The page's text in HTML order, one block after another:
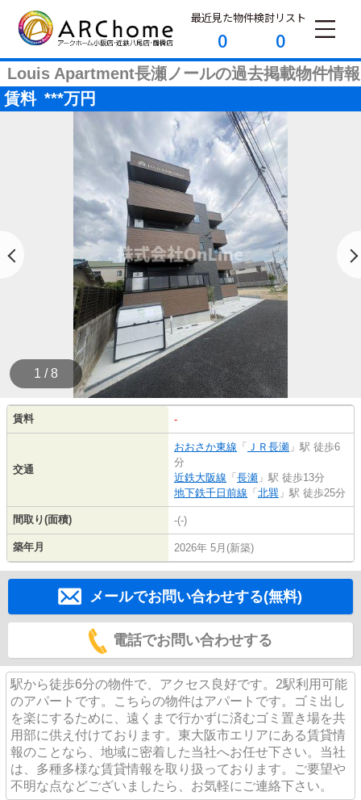
最近見た物件
0
検討リスト
0
Louis Apartment長瀬ノールの過去掲載物件情報
賃料 ***万円
1 / 8
賃料 -
交通
おおさか東線 「 ＪＲ長瀬 」駅 徒歩6
分
近鉄大阪線 「 長瀬 」駅 徒歩13分
地下鉄千日前線 「 北巽 」駅 徒歩25分
間取り(面積) -(-)
築年月 2026年 5月(新築)
メールでお問い合わせする(無料)
電話でお問い合わせする
駅から徒歩6分の物件で、アクセス良好です。2駅利用可能
のアパートです。こちらの物件はアパートです。ゴミ出し
を楽にするために、遠くまで行かずに済むゴミ置き場を共
用部に供え付けております。東大阪市エリアにある賃貸情
報のことなら、地域に密着した当社へお任せ下さい。当社
は、多種多様な賃貸情報を取り扱っております。ご要望や
不明な点などございましたら、お気軽にご連絡下さい。